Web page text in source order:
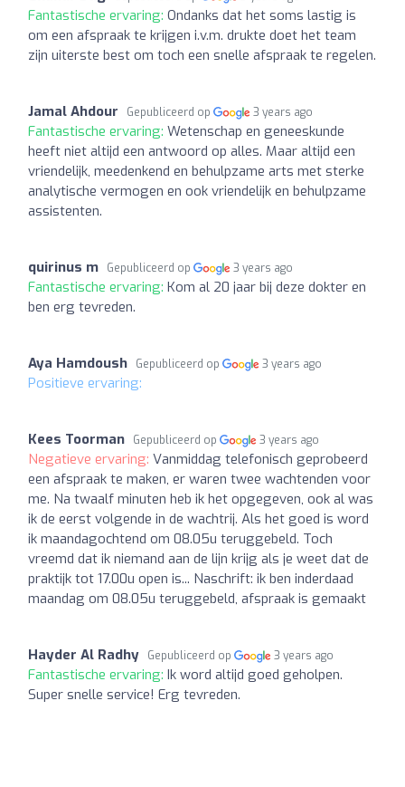
Fantastische ervaring: Ondanks dat het soms lastig is
om een afspraak te krijgen i.v.m. drukte doet het team
zijn uiterste best om toch een snelle afspraak te regelen.
Jamal Ahdour Gepubliceerd op 3 years ago
Fantastische ervaring: Wetenschap en geneeskunde
heeft niet altijd een antwoord op alles. Maar altijd een
vriendelijk, meedenkend en behulpzame arts met sterke
analytische vermogen en ook vriendelijk en behulpzame
assistenten.
quirinus m Gepubliceerd op 3 years ago
Fantastische ervaring: Kom al 20 jaar bij deze dokter en
ben erg tevreden.
Aya Hamdoush Gepubliceerd op 3 years ago
Positieve ervaring:
Kees Toorman Gepubliceerd op 3 years ago
Negatieve ervaring: Vanmiddag telefonisch geprobeerd
een afspraak te maken, er waren twee wachtenden voor
me. Na twaalf minuten heb ik het opgegeven, ook al was
ik de eerst volgende in de wachtrij. Als het goed is word
ik maandagochtend om 08.05u teruggebeld. Toch
vreemd dat ik niemand aan de lijn krijg als je weet dat de
praktijk tot 17.00u open is... Naschrift: ik ben inderdaad
maandag om 08.05u teruggebeld, afspraak is gemaakt
Hayder Al Radhy Gepubliceerd op 3 years ago
Fantastische ervaring: Ik word altijd goed geholpen.
Super snelle service! Erg tevreden.